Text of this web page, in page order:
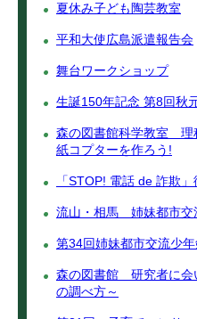
夏休み子ども陶芸教室
平和大使広島派遣報告会
舞台ワークショップ
生誕150年記念 第8回秋
森の図書館科学教室 理
紙コプターを作ろう!
「STOP! 電話 de 詐欺
流山・相馬 姉妹都市交
第34回姉妹都市交流少
森の図書館 研究者に会
の調べ方～